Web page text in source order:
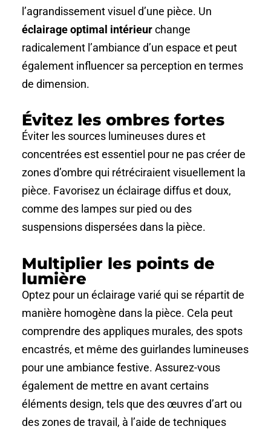
l’agrandissement visuel d’une pièce. Un
éclairage optimal intérieurchange
radicalement l’ambiance d’un espace et peut
également influencer sa perception en termes
de dimension.
Évitez les ombres fortes
Éviter les sources lumineuses dures et
concentrées est essentiel pour ne pas créer de
zones d’ombre qui rétréciraient visuellement la
pièce. Favorisez un éclairage diffus et doux,
comme des lampes sur pied ou des
suspensions dispersées dans la pièce.
Multiplier les points de
lumière
Optez pour un éclairage varié qui se répartit de
manière homogène dans la pièce. Cela peut
comprendre des appliques murales, des spots
encastrés, et même des guirlandes lumineuses
pour une ambiance festive. Assurez-vous
également de mettre en avant certains
éléments design, tels que des œuvres d’art ou
des zones de travail, à l’aide de techniques